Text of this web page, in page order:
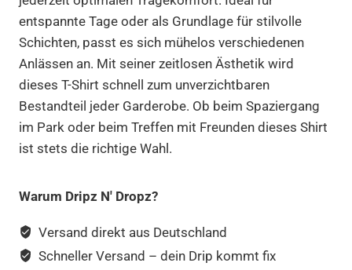
entspannte Tage oder als Grundlage für stilvolle
Schichten, passt es sich mühelos verschiedenen
Anlässen an. Mit seiner zeitlosen Ästhetik wird
dieses T-Shirt schnell zum unverzichtbaren
Bestandteil jeder Garderobe. Ob beim Spaziergang
im Park oder beim Treffen mit Freunden dieses Shirt
ist stets die richtige Wahl.
Warum Dripz N' Dropz?
Versand direkt aus Deutschland
Schneller Versand – dein Drip kommt fix